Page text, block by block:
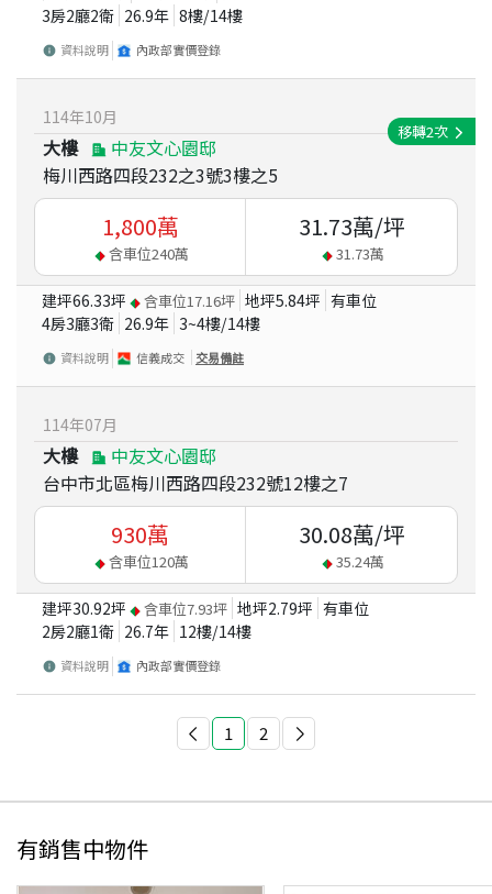
3房2廳2衛 26.9年 8樓/14樓
資料說明 內政部實價登錄
114年10月
大樓
中友文心園邸
梅川西路四段232之3號3樓之5
移轉2次
1,800萬
含車位240萬
31.73萬/坪
31.73萬
建坪66.33坪 含車位17.16坪 地坪5.84坪 有車位
4房3廳3衛 26.9年 3~4樓/14樓
資料說明 信義成交 交易備註
114年07月
大樓
中友文心園邸
台中市北區梅川西路四段232號12樓之7
930萬
含車位120萬
30.08萬/坪
35.24萬
建坪30.92坪 含車位7.93坪 地坪2.79坪 有車位
2房2廳1衛 26.7年 12樓/14樓
資料說明 內政部實價登錄
1 2
有銷售中物件